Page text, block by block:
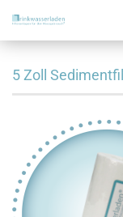
5 Zoll